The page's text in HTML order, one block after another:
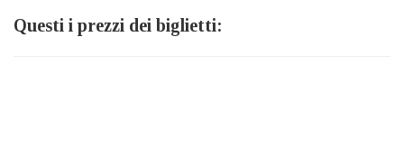
Questi i prezzi dei biglietti: